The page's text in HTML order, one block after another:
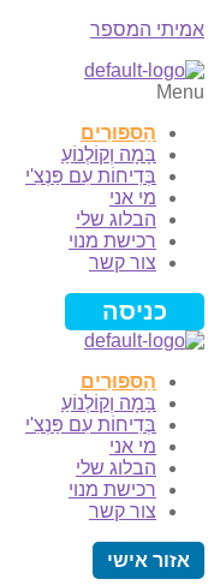
אמיתי המספר
Menu
הַסִּפּוּרִים
בָּמָה וְקוֹלְנוֹעַ
בְּדִיחוֹת עִם פַּנְצִ'י
מי אני
הבלוג שלי
רכישת מנוי
צור קשר
כניסה
הַסִּפּוּרִים
בָּמָה וְקוֹלְנוֹעַ
בְּדִיחוֹת עִם פַּנְצִ'י
מי אני
הבלוג שלי
רכישת מנוי
צור קשר
אזור אישי